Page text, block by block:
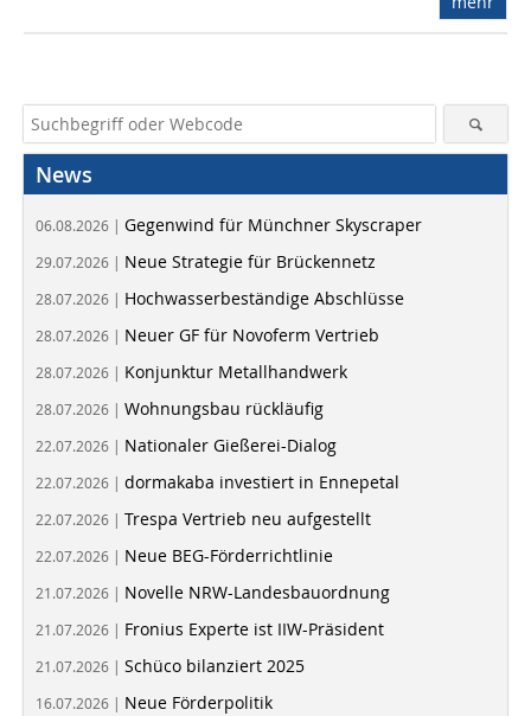
News
06.08.2026 | Gegenwind für Münchner Skyscraper
29.07.2026 | Neue Strategie für Brückennetz
28.07.2026 | Hochwasserbeständige Abschlüsse
28.07.2026 | Neuer GF für Novoferm Vertrieb
28.07.2026 | Konjunktur Metallhandwerk
28.07.2026 | Wohnungsbau rückläufig
22.07.2026 | Nationaler Gießerei-Dialog
22.07.2026 | dormakaba investiert in Ennepetal
22.07.2026 | Trespa Vertrieb neu aufgestellt
22.07.2026 | Neue BEG-Förderrichtlinie
21.07.2026 | Novelle NRW-Landesbauordnung
21.07.2026 | Fronius Experte ist IIW-Präsident
21.07.2026 | Schüco bilanziert 2025
16.07.2026 | Neue Förderpolitik